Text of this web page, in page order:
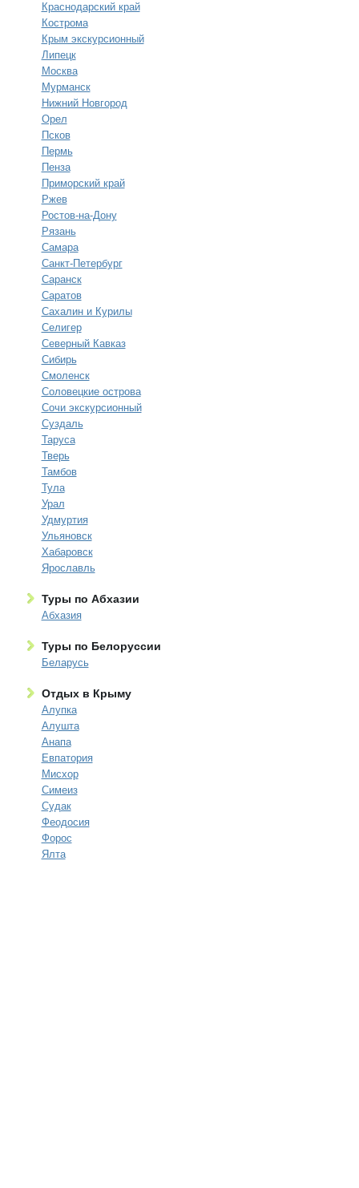
Краснодарский край
Кострома
Крым экскурсионный
Липецк
Москва
Мурманск
Нижний Новгород
Орел
Псков
Пермь
Пенза
Приморский край
Ржев
Ростов-на-Дону
Рязань
Самара
Санкт-Петербург
Саранск
Саратов
Сахалин и Курилы
Селигер
Северный Кавказ
Сибирь
Смоленск
Соловецкие острова
Сочи экскурсионный
Суздаль
Таруса
Тверь
Тамбов
Тула
Урал
Удмуртия
Ульяновск
Хабаровск
Ярославль
Туры по Абхазии
Абхазия
Туры по Белоруссии
Беларусь
Отдых в Крыму
Алупка
Алушта
Анапа
Евпатория
Мисхор
Симеиз
Судак
Феодосия
Форос
Ялта